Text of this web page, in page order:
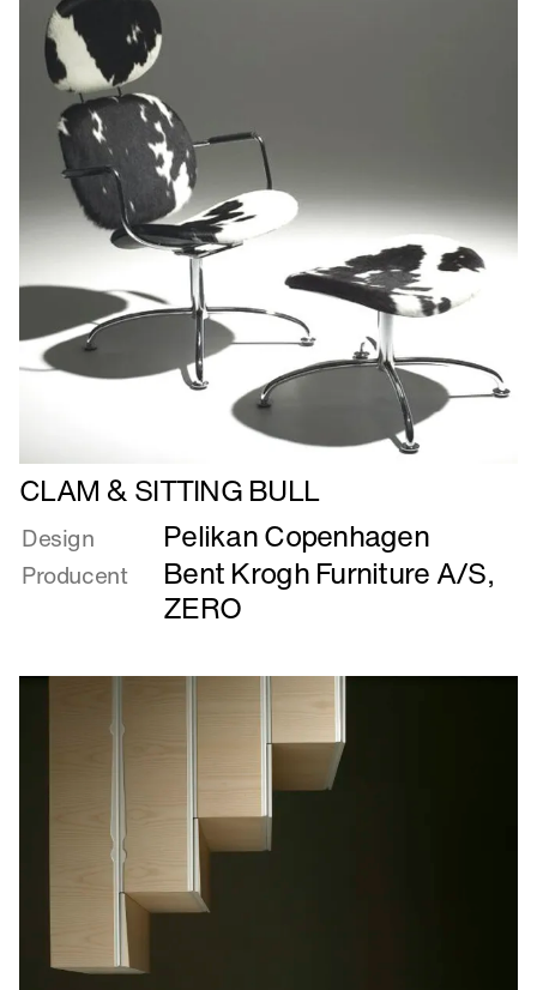
Læs
mere
om
CLAM
&
CLAM & SITTING BULL
Design Pelikan Copenhagen
Producent Bent Krogh Furniture A/S,
ZERO